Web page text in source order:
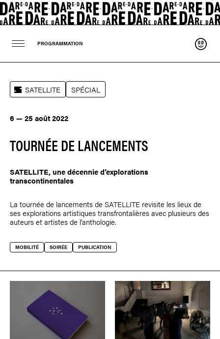
PROGRAMMATION
SATELLITE SPÉCIAL
6 — 25 août 2022
TOURNÉE DE LANCEMENTS
SATELLITE, une décennie d’explorations
transcontinentales
La tournée de lancements de SATELLITE revisite les lieux de
ses explorations artistiques transfrontalières avec plusieurs des
auteurs et artistes de l'anthologie.
MOBILITÉ SOIRÉE PUBLICATION